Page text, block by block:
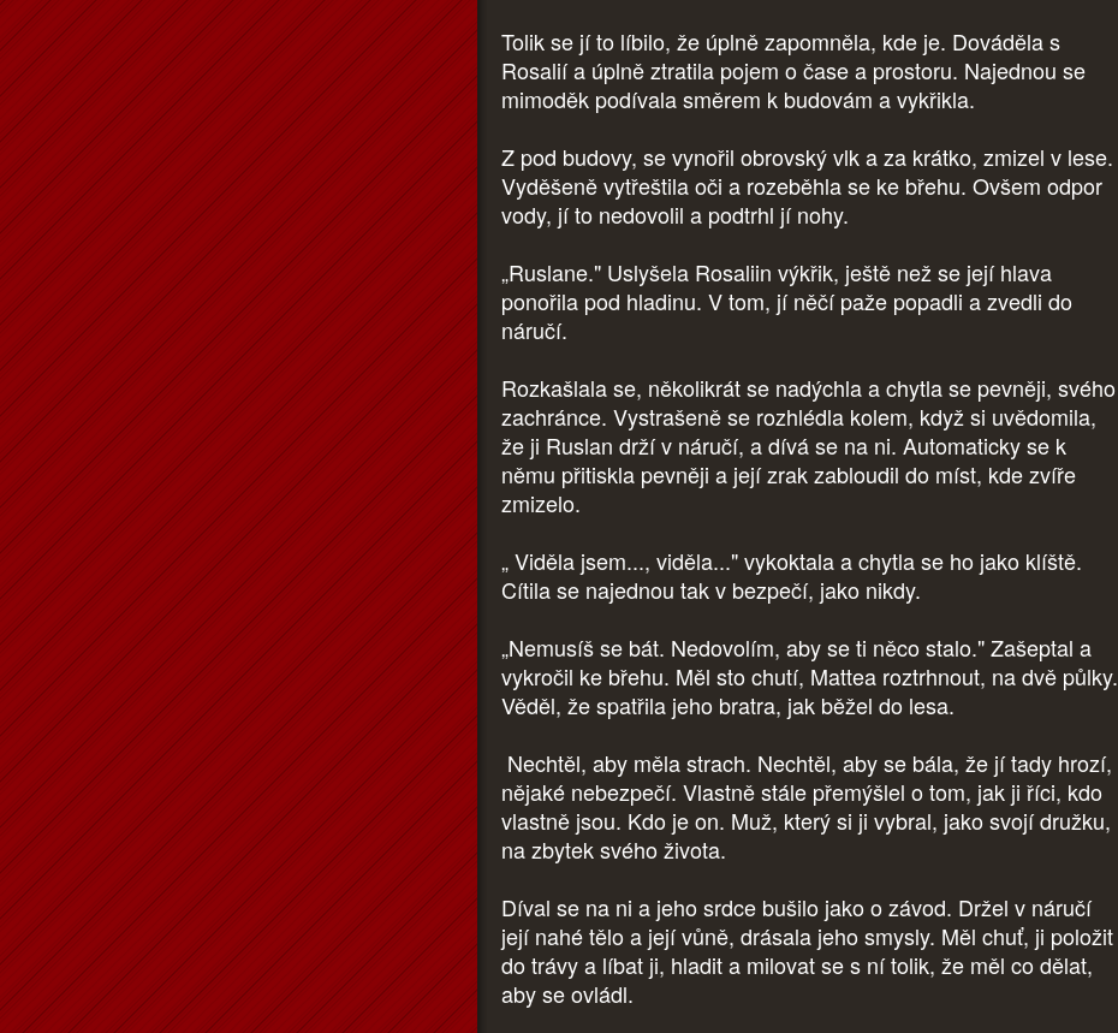
Tolik se jí to líbilo, že úplně zapomněla, kde je. Dováděla s
Rosalií a úplně ztratila pojem o čase a prostoru. Najednou se
mimoděk podívala směrem k budovám a vykřikla.
Z pod budovy, se vynořil obrovský vlk a za krátko, zmizel v lese.
Vyděšeně vytřeštila oči a rozeběhla se ke břehu. Ovšem odpor
vody, jí to nedovolil a podtrhl jí nohy.
„Ruslane." Uslyšela Rosaliin výkřik, ještě než se její hlava
ponořila pod hladinu. V tom, jí něčí paže popadli a zvedli do
náručí.
Rozkašlala se, několikrát se nadýchla a chytla se pevněji, svého
zachránce. Vystrašeně se rozhlédla kolem, když si uvědomila,
že ji Ruslan drží v náručí, a dívá se na ni. Automaticky se k
němu přitiskla pevněji a její zrak zabloudil do míst, kde zvíře
zmizelo.
„ Viděla jsem..., viděla..." vykoktala a chytla se ho jako klíště.
Cítila se najednou tak v bezpečí, jako nikdy.
„Nemusíš se bát. Nedovolím, aby se ti něco stalo." Zašeptal a
vykročil ke břehu. Měl sto chutí, Mattea roztrhnout, na dvě půlky.
Věděl, že spatřila jeho bratra, jak běžel do lesa.
Nechtěl, aby měla strach. Nechtěl, aby se bála, že jí tady hrozí,
nějaké nebezpečí. Vlastně stále přemýšlel o tom, jak ji říci, kdo
vlastně jsou. Kdo je on. Muž, který si ji vybral, jako svojí družku,
na zbytek svého života.
Díval se na ni a jeho srdce bušilo jako o závod. Držel v náručí
její nahé tělo a její vůně, drásala jeho smysly. Měl chuť, ji položit
do trávy a líbat ji, hladit a milovat se s ní tolik, že měl co dělat,
aby se ovládl.